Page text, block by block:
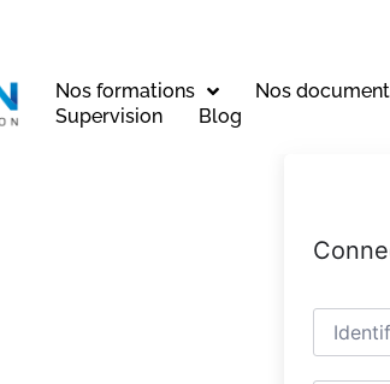
Nos formations Nos
Supervision
Blog